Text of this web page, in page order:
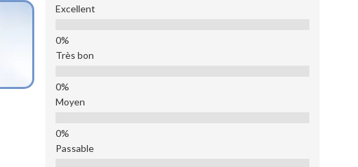
Excellent
Très bon
Moyen
Passable